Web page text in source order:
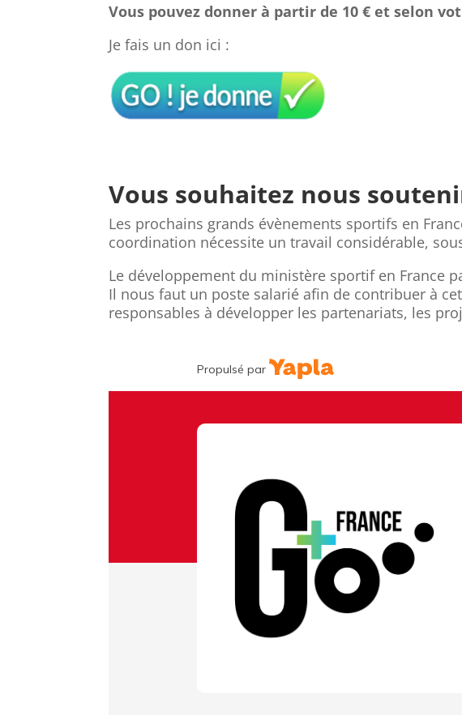
Vous pouvez donner à partir de 10 € et selon
Je fais un don ici :
Vous souhaitez nous
Les prochains grands évènements sportifs en
coordination nécessite un travail considérable,
Le développement du ministère sportif en France
Il nous faut un poste salarié afin de contribuer à
responsables à développer les partenariats, les